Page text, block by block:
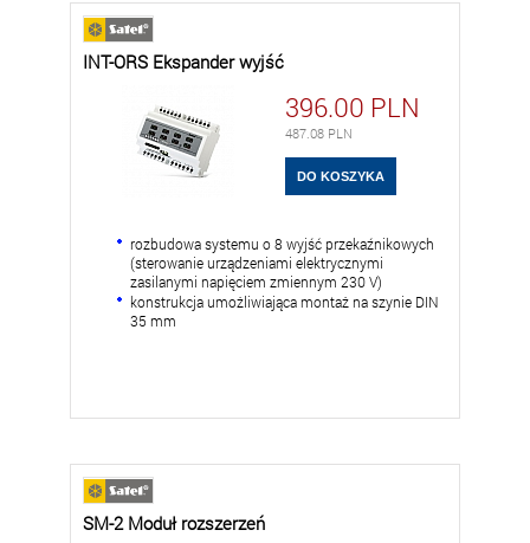
INT-ORS Ekspander wyjść
396.00 PLN
487.08 PLN
rozbudowa systemu o 8 wyjść przekaźnikowych
(sterowanie urządzeniami elektrycznymi
zasilanymi napięciem zmiennym 230 V)
konstrukcja umożliwiająca montaż na szynie DIN
35 mm
SM-2 Moduł rozszerzeń